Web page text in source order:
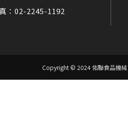
：02-2245-1192
Copyright © 2024 佑聯食品機械